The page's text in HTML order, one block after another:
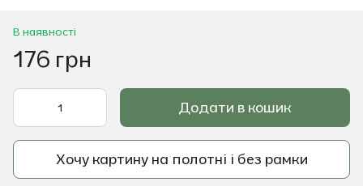
В наявності
176 грн
Додати в кошик
Хочу картину на полотні і без рамки